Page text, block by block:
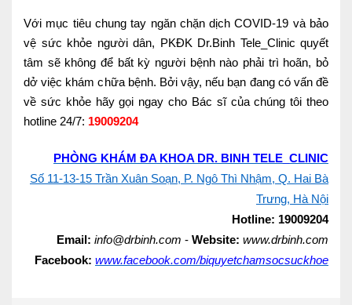
Với mục tiêu chung tay ngăn chặn dịch COVID-19 và bảo
vệ sức khỏe người dân, PKĐK Dr.Binh Tele_Clinic quyết
tâm sẽ không để bất kỳ người bệnh nào phải trì hoãn, bỏ
dở việc khám chữa bệnh. Bởi vậy, nếu bạn đang có vấn đề
về sức khỏe hãy gọi ngay cho Bác sĩ của chúng tôi theo
hotline 24/7: 19009204
PHÒNG KHÁM ĐA KHOA DR. BINH TELE_CLINIC
Số 11-13-15 Trần Xuân Soạn, P. Ngô Thì Nhậm, Q. Hai Bà
Trưng, Hà Nội
Hotline: 19009204
Email: info@drbinh.com - Website: www.drbinh.com
Facebook: www.facebook.com/biquyetchamsocsuckhoe